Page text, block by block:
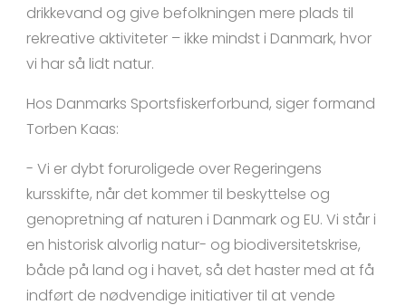
drikkevand og give befolkningen mere plads til
rekreative aktiviteter – ikke mindst i Danmark, hvor
vi har så lidt natur.
Hos Danmarks Sportsfiskerforbund, siger formand
Torben Kaas:
- Vi er dybt foruroligede over Regeringens
kursskifte, når det kommer til beskyttelse og
genopretning af naturen i Danmark og EU. Vi står i
en historisk alvorlig natur- og biodiversitetskrise,
både på land og i havet, så det haster med at få
indført de nødvendige initiativer til at vende